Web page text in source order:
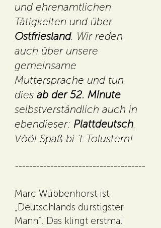
und ehrenamtlichen
Tätigkeiten und über
Ostfriesland. Wir reden
auch über unsere
gemeinsame
Muttersprache und tun
dies ab der 52. Minute
selbstverständlich auch in
ebendieser: Plattdeutsch.
Vööl Spaß bi 't Tolustern!
-------------------------------------
Marc Wübbenhorst ist
„Deutschlands durstigster
Mann“. Das klingt erstmal